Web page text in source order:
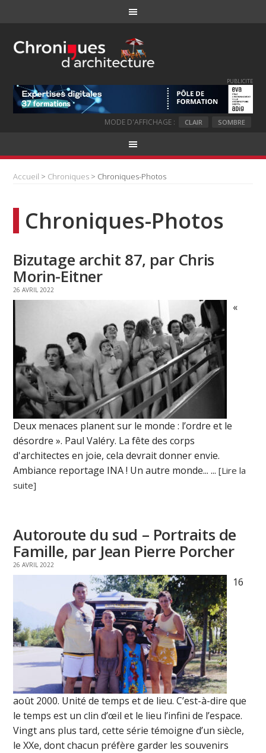
PUBLICITE
MODE D'AFFICHAGE : CLAIR SOMBRE
Accueil > Chroniques > Chroniques-Photos
Chroniques-Photos
Bizutage archit 87, par Chris
Morin-Eitner
26 AVRIL 2022
«
Deux menaces planent sur le monde : l’ordre et le
désordre ». Paul Valéry. La fête des corps
d'architectes en joie, cela devrait donner envie.
Ambiance reportage INA ! Un autre monde... ...[Lire la
suite]
Autoroute du sud – Portraits de
Famille, par Jean Pierre Porcher
26 AVRIL 2022
16
août 2000. Unité de temps et de lieu. C’est-à-dire que
le temps est un clin d’œil et le lieu l’infini de l’espace.
Vingt ans plus tard, cette série témoigne d’un siècle,
le XXe, dont chacun préfère garder les souvenirs